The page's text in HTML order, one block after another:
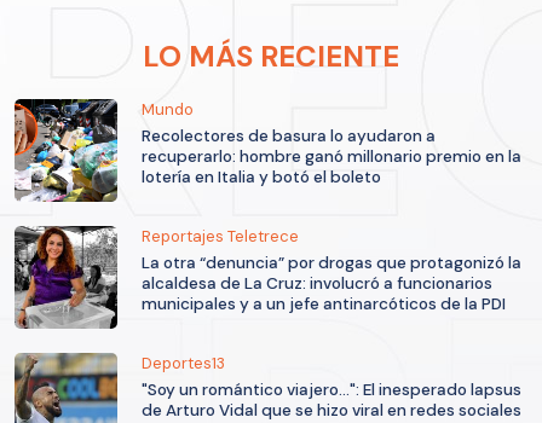
LO MÁS RECIENTE
Mundo
Recolectores de basura lo ayudaron a
recuperarlo: hombre ganó millonario premio en la
lotería en Italia y botó el boleto
Reportajes Teletrece
La otra “denuncia” por drogas que protagonizó la
alcaldesa de La Cruz: involucró a funcionarios
municipales y a un jefe antinarcóticos de la PDI
Deportes13
"Soy un romántico viajero...": El inesperado lapsus
de Arturo Vidal que se hizo viral en redes sociales